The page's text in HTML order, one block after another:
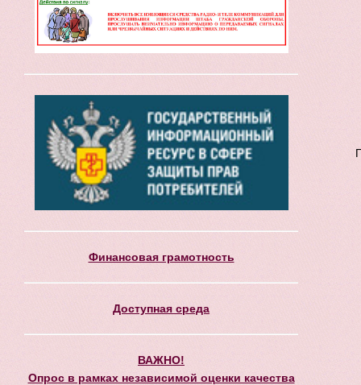
Финансовая грамотность
Доступная среда
ВАЖНО!
Опрос в рамках независимой оценки качества